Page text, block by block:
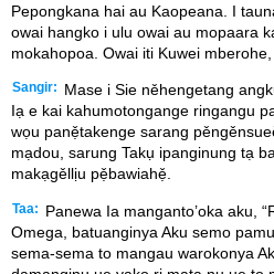
Pepongkana hai au Kaopeana. I
owai hangko i ulu owai au mopaara
mokahopoa. Owai iti Kuwei
Sangir:
Mase i Sie něhengetang
Iạ e kai kahumotongange ringangu
wọu panẹ̌takenge sarang
mạdou, sarung Takụ ipanginung tạ
makạgěllịu pẹ̌bawiahẹ̌.
Taa:
Panewa Ia manganto’oka aku,
Omega, batuanginya Aku semo
sema-sema to mangau warokonya